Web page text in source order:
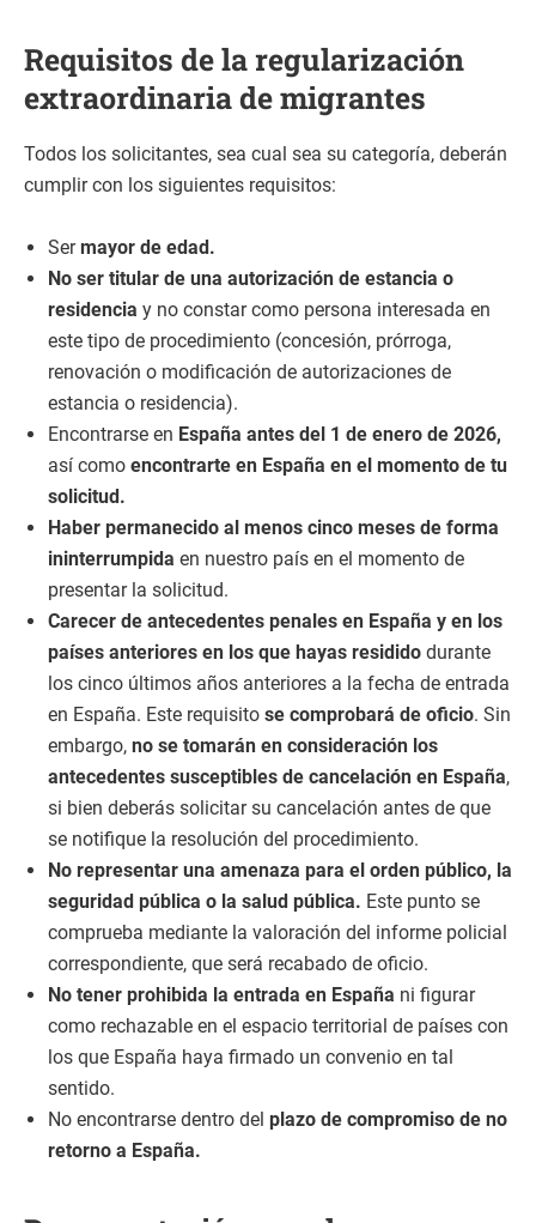
Requisitos de la regularización
extraordinaria de migrantes
Todos los solicitantes, sea cual sea su categoría, deberán
cumplir con los siguientes requisitos:
Sermayor de edad.
No ser titular de una autorización de estancia o
residencia y no constar como persona interesada en
este tipo de procedimiento (concesión, prórroga,
renovación o modificación de autorizaciones de
estancia o residencia).
Encontrarse en España antes del 1 de enero de 2026,
así como encontrarte en España en el momento de tu
solicitud.
Haber permanecido al menos cinco meses de forma
ininterrumpida en nuestro país en el momento de
presentar la solicitud.
Carecer de antecedentes penales en España y en los
países anteriores en los que hayas residido durante
los cinco últimos años anteriores a la fecha de entrada
en España. Este requisito se comprobará de oficio. Sin
embargo, no se tomarán en consideración los
antecedentes susceptibles de cancelación en España,
si bien deberás solicitar su cancelación antes de que
se notifique la resolución del procedimiento.
No representar una amenaza para el orden público, la
seguridad pública o la salud pública. Este punto se
comprueba mediante la valoración del informe policial
correspondiente, que será recabado de oficio.
No tener prohibida la entrada en España ni figurar
como rechazable en el espacio territorial de países con
los que España haya firmado un convenio en tal
sentido.
No encontrarse dentro del plazo de compromiso de no
retorno a España.